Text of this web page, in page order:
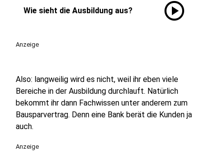
Wie sieht die Ausbildung aus? play_circle
Anzeige
Also: langweilig wird es nicht, weil ihr eben viele
Bereiche in der Ausbildung durchlauft. Natürlich
bekommt ihr dann Fachwissen unter anderem zum
Bausparvertrag. Denn eine Bank berät die Kunden ja
auch.
Anzeige